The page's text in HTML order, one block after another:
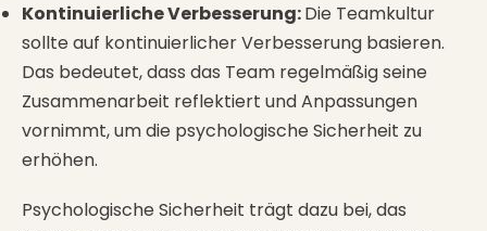
Kontinuierliche Verbesserung:Die Teamkultur
sollte auf kontinuierlicher Verbesserung basieren.
Das bedeutet, dass das Team regelmäßig seine
Zusammenarbeit reflektiert und Anpassungen
vornimmt, um die psychologische Sicherheit zu
erhöhen.
Psychologische Sicherheit trägt dazu bei, das